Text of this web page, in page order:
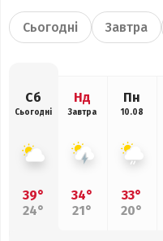
Сьогодні Завтра
Сб
Сьогодні
39°
24°
Нд
Завтра
34°
21°
Пн
10.08
33°
20°